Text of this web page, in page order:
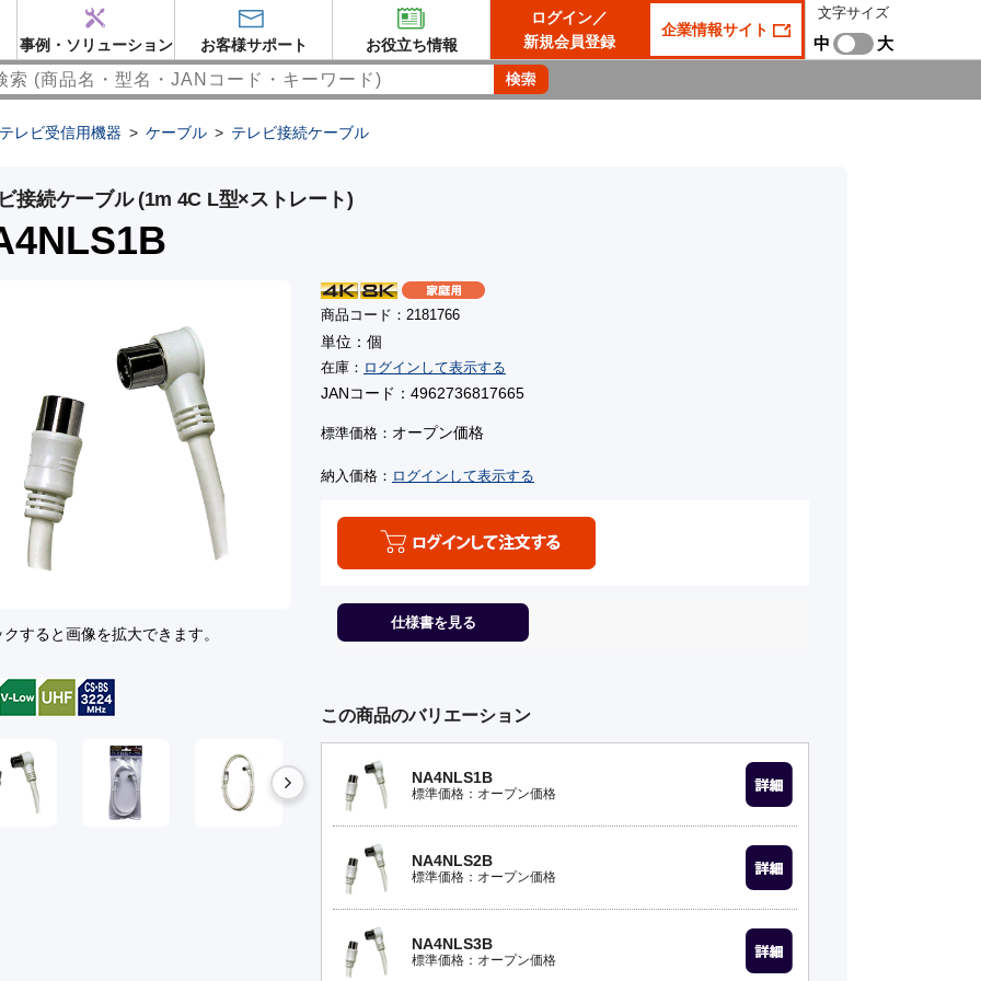
事例・ソリューション お客様サポート お役立ち情報
ログイン／
新規会員登録
企業情報サイト
文字サイズ
中 大
テレビ受信用機器 > ケーブル > テレビ接続ケーブル
接続ケーブル (1m 4C L型×ストレート)
すると画像を拡大できます。
商品コード：2181766
単位：個
在庫： ログインして表示する
JANコード：4962736817665
標準価格： オープン価格
納入価格： ログインして表示する
仕様書を見る
この商品のバリエーション
NA4NLS1B
標準価格：オープン価格
NA4NLS2B
標準価格：オープン価格
NA4NLS3B
標準価格：オープン価格